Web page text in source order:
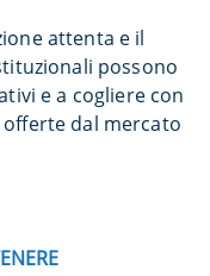
attenta e il
possono
e a cogliere con
dal mercato